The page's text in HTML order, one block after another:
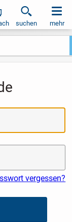
suchen mehr
vergessen?